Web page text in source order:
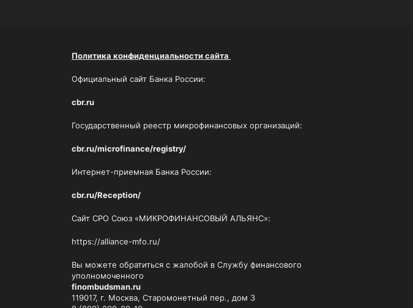
Политика конфиденциальности сайта
Официальный сайт Банка России:
cbr.ru
Государственный реестр микрофинансовых организаций:
cbr.ru/microfinance/registry/
Интернет-приемная Банка России:
cbr.ru/Reception/
Сайт СРО Союз «МИКРОФИНАНСОВЫЙ АЛЬЯНС»:
https://alliance-mfo.ru/
Вы можете обратиться с жалобой в Службу финансового
уполномоченного
finombudsman.ru
119017, г. Москва, Старомонетный пер., дом 3